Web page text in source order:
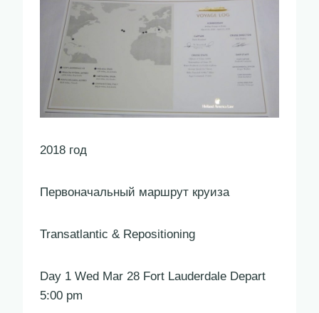
2018 год
Первоначальный маршрут круиза
Transatlantic & Repositioning
Day 1 Wed Mar 28 Fort Lauderdale Depart
5:00 pm